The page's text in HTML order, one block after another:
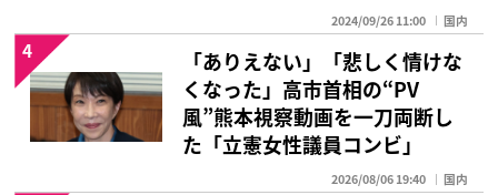
2024/09/26 11:00 国内
「ありえない」「悲しく情けな
くなった」高市首相の“PV
風”熊本視察動画を一刀両断し
た「立憲女性議員コンビ」
2026/08/06 19:40 国内
4